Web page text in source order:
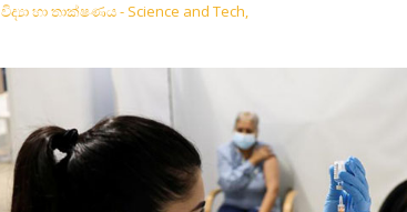
විද්‍යා හා තාක්ෂණය - Science and Tech,